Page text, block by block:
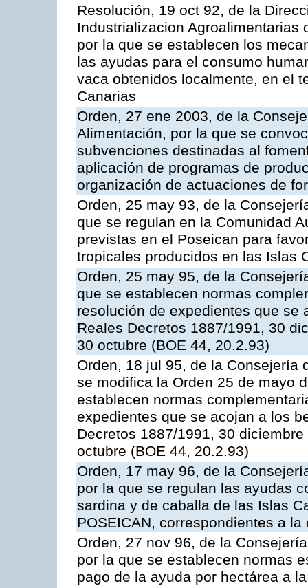
Resolución, 19 oct 92, de la
Industrializacion Agroalimentarias
por la que se establecen los
las ayudas para el consumo
vaca obtenidos localmente, en el
Canarias
Orden, 27 ene 2003, de la
Alimentación, por la que se
subvenciones destinadas al
aplicación de programas de
organización de actuaciones de
Orden, 25 may 93, de la
que se regulan en la Comunidad
previstas en el Poseican para
tropicales producidos en las Islas
Orden, 25 may 95, de la
que se establecen normas
resolución de expedientes que se
Reales Decretos 1887/1991, 30
30 octubre (BOE 44, 20.2.93)
Orden, 18 jul 95, de la Consejería
se modifica la Orden 25 de mayo
establecen normas
expedientes que se acojan a los
Decretos 1887/1991, 30
octubre (BOE 44, 20.2.93)
Orden, 17 may 96, de la
por la que se regulan las ayudas
sardina y de caballa de las Islas
POSEICAN, correspondientes a
Orden, 27 nov 96, de la
por la que se establecen normas
pago de la ayuda por hectárea a